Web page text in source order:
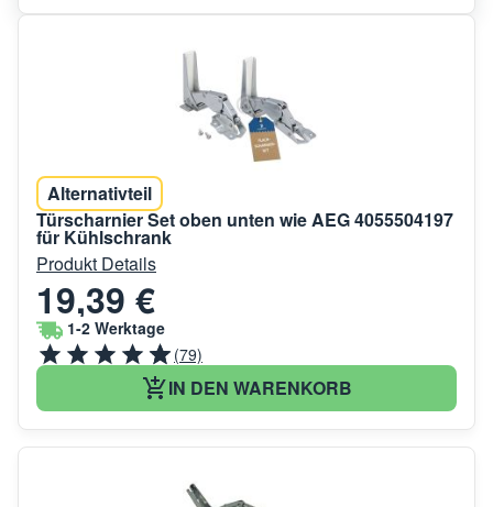
Alternativteil
Türscharnier Set oben unten wie AEG 4055504197
für Kühlschrank
Produkt Details
19,39 €
1-2 Werktage
(79)
IN DEN WARENKORB